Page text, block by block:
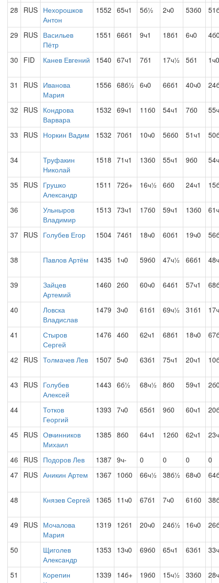
28 RUS Нехорошков
Антон
1552 65ч1 5б½ 2ч0 53б0
29 RUS Васильев
Пётр
1551 66б1 9ч1 18б1 6ч0
30 FID Канев Евгений 1540 67ч1 7б1 17ч½ 5б1 1ч0
31 RUS Иванова
Мария
1556 68б½ 6ч0 66б1 40ч0
32 RUS Кондрова
Варвара
1532 69ч1 11б0 54ч1 7б0
33 RUS Норкин Вадим 1532 70б1 10ч0 56б0 51ч1
34
Труфакин
Николай
1518 71ч1 13б0 55ч1 9б0
35 RUS Грушко
Александр
1511 72б+ 16ч½ 6б0 24ч1
36
Ульныров
Владимир
1513 73ч1 17б0 59ч1 13б0
37 RUS Голубев Егор 1504 74б1 18ч0 60б1 19ч0
38 Павлов Артём 1435 1ч0 59б0 47ч½ 66б1
39
Зайцев
Артемий
1460 2б0 60ч0 64б1 57ч1
40
Ловска
Владислав
1479 3ч0 61б1 69ч½ 31б1
41
Стыров
Сергей
1476 4б0 62ч1 68б1 18ч0
42 RUS Толмачев Лев 1507 5ч0 63б1 75ч1 20ч1
43 RUS Голубев
Алексей
1443 6б½ 68ч½ 8б0 59ч1
44
Тотков
Георгий
1393 7ч0 65б1 9б0 60ч1
45 RUS Овчинников
Михаил
1385 8б0 64ч1 12б0 62ч1
46 RUS Подоров Лев 1387 9ч- 0 0 0
0
47 RUS Аникин Артем 1367 10б0 66ч½ 38б½ 68ч0
48 Князев Сергей 1365 11ч0 67б1 7ч0 61б0
49 RUS Мочалова
Мария
1319 12б1 20ч0 24б½ 16ч0
50
Щиголев
Александр
1353 13ч0 69б0 65ч1 63б1
51
Корепин
1339 14б+ 19б0 15ч½ 33б0